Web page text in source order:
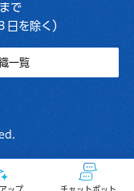
ップ チャットボット
で
日を除く）
一覧